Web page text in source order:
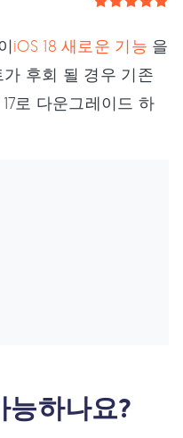
iOS 18 새로운 기능 을
후회 될 경우 기존
로 다운그레이드 하
능하나요?